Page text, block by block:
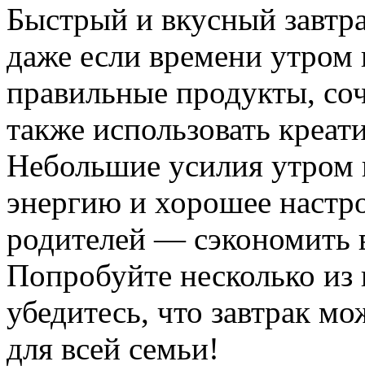
Быстрый и вкусный
даже если времени
правильные продукты,
также использовать
Небольшие усилия
энергию и хорошее
родителей — сэкономить
Попробуйте несколько
убедитесь, что завтрак
для всей семьи!